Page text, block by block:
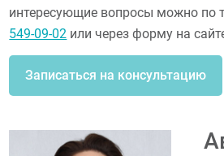
интересующие вопросы можно по
549-09-02 или через форму на
Записаться на консультацию